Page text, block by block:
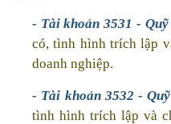
- Tài khoản 3531 -
có, tình hình trích lập
doanh nghiệp.
- Tài khoản 3532 -
tình hình trích lập và